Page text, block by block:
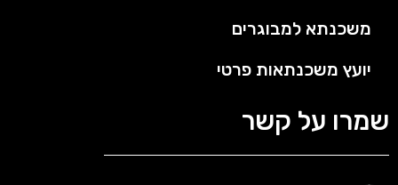
משכנתא למבוגרים
יועץ משכנתאות פרטי
שמרו על קשר